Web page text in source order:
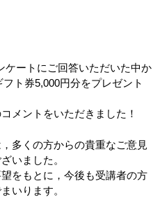
ケートにご回答いただいた中か
ト券5,000円分をプレゼント
メントをいただきました！
多くの方からの貴重なご意見
いました。
をもとに，今後も受講者の方
いります。